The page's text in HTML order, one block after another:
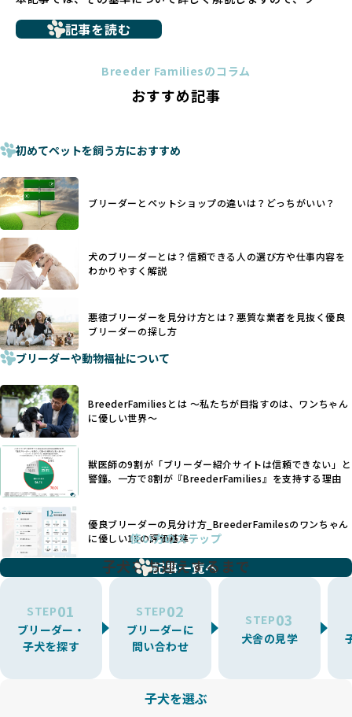
ペットショップを避けた方がいい理由の詳細はこちら
法令レベルの最低基準にとどまっていることが問題です。こ
ものに過ぎず、ワンちゃんの心身の福祉やブリーダーの責任
少なくなく、消費者にとって選択の判断が難しい現状があり
さらに、書類審査のみで掲載が許可されるサイトが多く、実
際の飼育環境やブリーダーの姿勢が見えにくい点も課題で
す。こうしたサイトでは、ブリーダーが記載する情報が主で
あり、実際の現場や日々のケアの状況がわからないため、営
利優先の「悪徳ブリーダー」が含まれるリスクが高まりま
す。
BreederFamiliesでは、ワンちゃんを大切にする「優良ブリ
ーダー」のみを紹介するために、法令を超えた独自の基準を
設け、ブリーダーの理念や飼育環境の厳格なチェックを行っ
ています。
一部の営利優先のブリーディングでは、母犬の出産負担を考
えずに大量繁殖が行われ、親犬が心身ともに疲弊するケース
が見られます。さらに、コストカットのために食事を減らし
たり、栄養のない食事を与える、適切な健康管理が行われな
いなど、ワンちゃんの健康と福祉が犠牲にされることも少な
くありません。
また、健康リスクが予測しづらいミックス犬の繁殖や、愛情
が行き届かない多頭飼育等も問題です。これらのブリーディ
ング手法は、ワンちゃんの福祉を無視し、利益のみを追求す
るブリーダーによるものが多く、消費者にとっても深刻な課
題となっています。
BreederFamiliesでは、こうしたワンちゃんに優しくないブ
リーディングをなくすため、すべてのワンちゃんを家族のよ
うに大切に飼育・繁殖を行っている「優良ブリーダー」のみ
BreederFamiliesでは、アニマルウェルフェアを最優先に考
えた6つの絶対基準と12の総合基準を設定しています。これに
ことを徹底しています。
BreederFamiliesでは、以下の6項目を必須条件とし、これら
に断尾（しっぽを切る）や断耳（耳を切る）が行われている
ことがあります。
これは痛みを伴う処置で、ワンちゃんの身体的な負担が大き
手段でもあるため、切断されることで他の犬や人間との意思
ヨーロッパ諸国ではこうした処置が禁止されている一方で、
日本ではいまだ行われる場合があります。
優良ブリーダーは動物福祉を優先し、ワンちゃんの自然な姿
を大切にするため断尾・断耳を行いません。
一方、営利優先ブリーダーでは「見た目が良く売れやすい」
ことを理由に断尾や断耳を行うことがあり、中には麻酔なし
で処置するケースも見受けられます。
「耳やしっぽを切らない」詳細はこちら
犬種ごとに異なる健康リスクや育て方のポイントを理解し、
適切に対応するためには、深い知識と豊富な経験が欠かせま
せん。現在、犬種は200種類以上あり、それぞれに特有の健康
たとえば、パグは呼吸器系のトラブルを抱えやすく、ラブラ
ドール・レトリバーには股関節形成不全への注意が必要で
す。このような犬種ごとの違いを熟知し、適切なケアを提供
できるかどうかは、ブリーダーの専門性に大きく関わりま
す。
優良ブリーダーは、少数の犬種（一般的に3種以内）に絞って
繁殖を行い、各犬種の特徴を熟知しています。これにより、
犬種ごとの健康管理や繁殖において質の高いケアを提供する
ことが可能です。
一方、営利優先ブリーダーは流行や需要に応じて扱う犬種を
増やす傾向があり、犬種ごとに異なる健康問題や適切な育成
環境を十分に考慮しない場合があります。こうしたブリーダ
たりストレスを抱えたりするリスクが高まります。
「少数の犬種に集中」の詳細はこちら
すが、無計画な交配には健康リスクが伴います。異なる犬種
の特徴を持つことで予測しにくい健康問題が発生する可能性
が高く、診断や治療も複雑化する場合があります。また、ミ
記事を読む
Breeder Familiesのコラム
おすすめ記事
初めてペットを飼う方におすすめ
ブリーダーとペットショップの違いは？どっちがいい？
犬のブリーダーとは？信頼できる人の選び方や仕事内容を
わかりやすく解説
悪徳ブリーダーを見分け方とは？悪質な業者を見抜く優良
ブリーダーの探し方
ブリーダーや動物福祉について
BreederFamiliesとは 〜私たちが目指すのは、ワンちゃん
に優しい世界〜
獣医師の9割が「ブリーダー紹介サイトは信頼できない」と
警鐘。一方で8割が『BreederFamilies』を支持する理由
優良ブリーダーの見分け方_BreederFamilesのワンちゃん
に優しい18の評価基準
記事一覧へ
使い方のステップ
子犬をお迎えするまで
STEP01
ブリーダー・
子犬を探す
STEP02
ブリーダーに
問い合わせ
STEP03
犬舎の見学
子犬を選ぶ